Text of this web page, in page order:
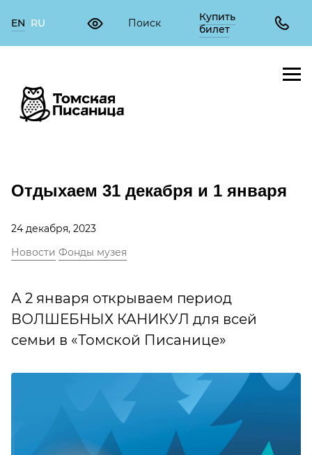
EN RU
Купить
билет
Отдыхаем 31 декабря и 1 января
24 декабря, 2023
Новости Фонды музея
А 2 января открываем период
ВОЛШЕБНЫХ КАНИКУЛ для всей
семьи в «Томской Писанице»